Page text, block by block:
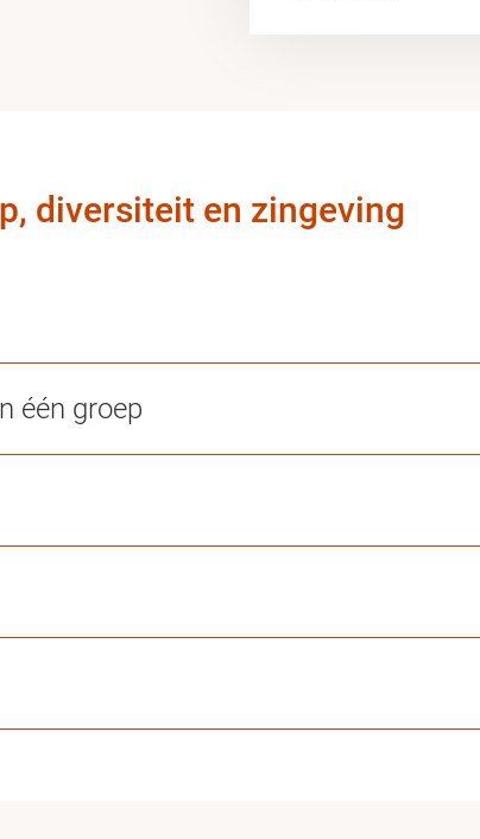
diversiteit en zingeving
één groep